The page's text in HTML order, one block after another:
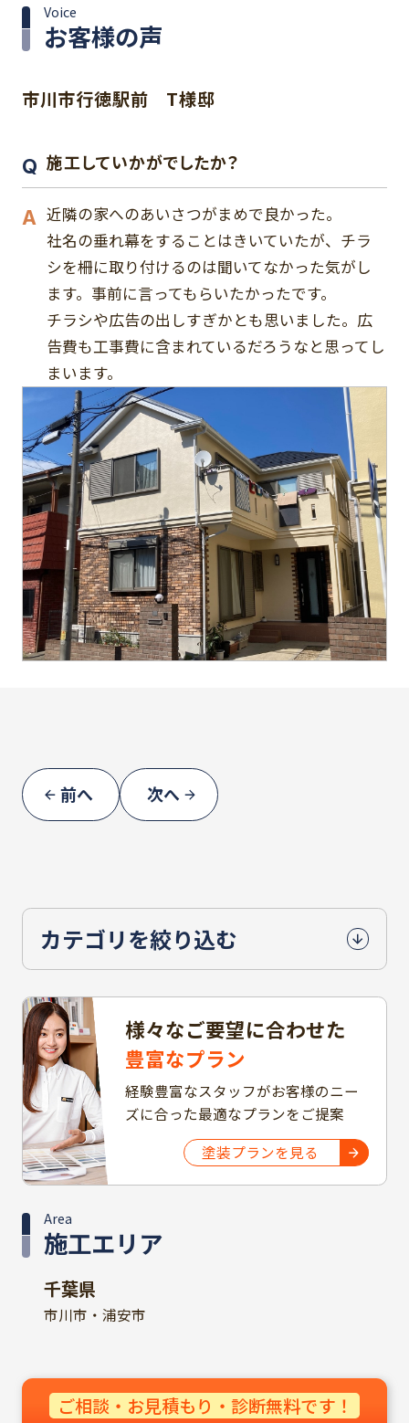
お客様の声
Voice
市川市行徳駅前 T様邸
施工していかがでしたか？
近隣の家へのあいさつがまめで良かった。
社名の垂れ幕をすることはきいていたが、チラ
シを柵に取り付けるのは聞いてなかった気がし
ます。事前に言ってもらいたかったです。
チラシや広告の出しすぎかとも思いました。広
告費も工事費に含まれているだろうなと思ってし
まいます。
前へ 次へ
カテゴリを絞り込む
様々なご要望に合わせた
豊富なプラン
経験豊富なスタッフがお客様のニー
ズに合った最適なプランをご提案
塗装プランを見る
施工エリア
Area
千葉県
市川市・浦安市
ご相談・お見積もり・診断無料です！